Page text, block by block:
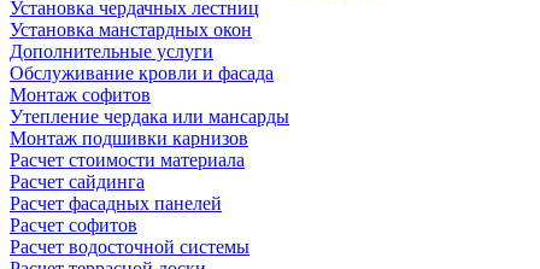
Установка чердачных лестниц
Установка манстардных окон
Дополнительные услуги
Обслуживание кровли и фасада
Монтаж софитов
Утепление чердака или мансарды
Монтаж подшивки карнизов
Расчет стоимости материала
Расчет сайдинга
Расчет фасадных панелей
Расчет софитов
Расчет водосточной системы